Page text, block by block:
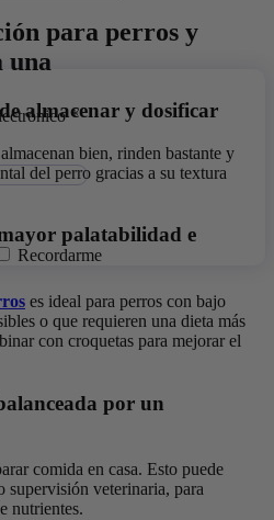
*
Recordarme
para perros y
una
almacenar y dosificar
bien, rinden bastante y
del perro gracias a su textura
palatabilidad e
es ideal para perros con bajo
o que requieren una dieta más
con croquetas para mejorar el
por un
comida en casa. Esto puede
supervisión veterinaria, para
nutrientes.